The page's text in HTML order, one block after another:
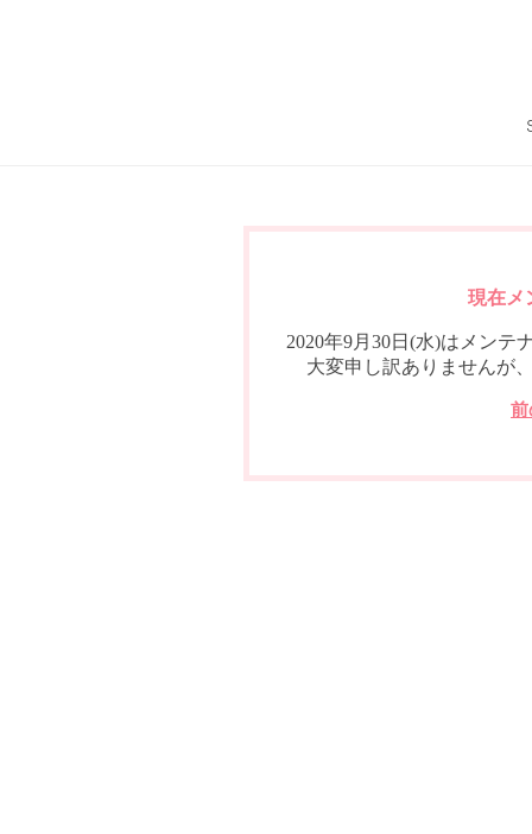
現在メ
2020年9月30日(水)はメンテ
大変申し訳ありませんが
前